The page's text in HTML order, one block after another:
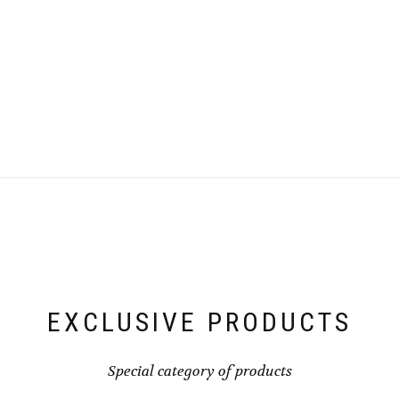
EXCLUSIVE PRODUCTS
Special category of products